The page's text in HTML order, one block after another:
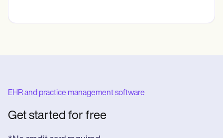
EHR and practice management software
Get started for free